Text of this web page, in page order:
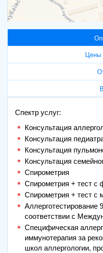
Спектр услуг:
Консультация
Консультация
Консультация
Консультация
Спирометрия
Спирометрия + тест с
Спирометрия + тест с
Аллерготестирование
соответствии с
Специфическая
иммунотерапия за
школ аллергологии,